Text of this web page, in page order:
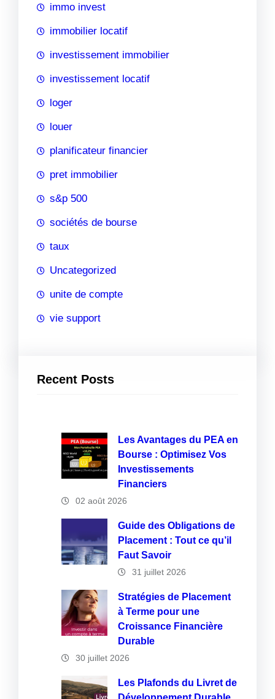
immo invest
immobilier locatif
investissement immobilier
investissement locatif
loger
louer
planificateur financier
pret immobilier
s&p 500
sociétés de bourse
taux
Uncategorized
unite de compte
vie support
Recent Posts
Les Avantages du PEA en
Bourse : Optimisez Vos
Investissements
Financiers
02 août 2026
Guide des Obligations de
Placement : Tout ce qu’il
Faut Savoir
31 juillet 2026
Stratégies de Placement
à Terme pour une
Croissance Financière
Durable
30 juillet 2026
Les Plafonds du Livret de